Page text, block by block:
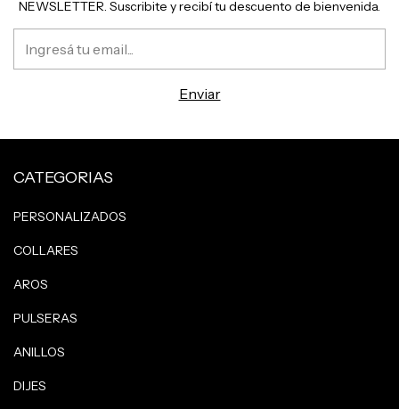
NEWSLETTER. Suscribite y recibí tu descuento de bienvenida.
CATEGORIAS
PERSONALIZADOS
COLLARES
AROS
PULSERAS
ANILLOS
DIJES